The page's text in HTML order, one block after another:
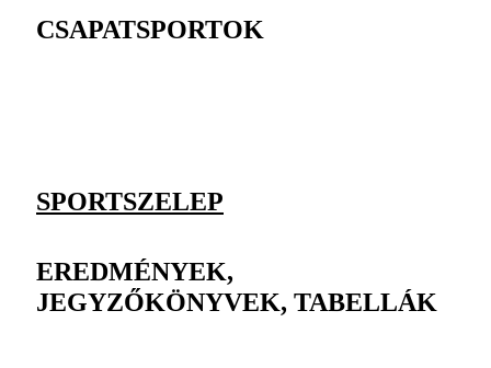
CSAPATSPORTOK
SPORTSZELEP
EREDMÉNYEK,
JEGYZŐKÖNYVEK, TABELLÁK